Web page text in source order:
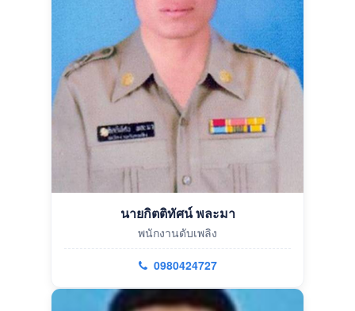
นายกิตติทัศน์ พละมา
พนักงานดับเพลิง
0980424727